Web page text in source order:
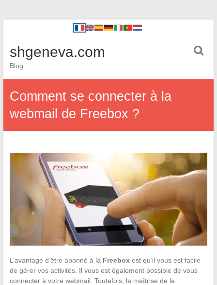
shgeneva.com
Blog
Comment se connecter à la
webmail de Freebox ?
L’avantage d’être abonné à la Freeboxest qu’il vous est facile
de gérer vos activités. Il vous est également possible de vous
connecter à votre webmail. Toutefois, la maîtrise de la